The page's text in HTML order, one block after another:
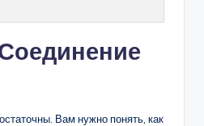
Вам нужно понять, как